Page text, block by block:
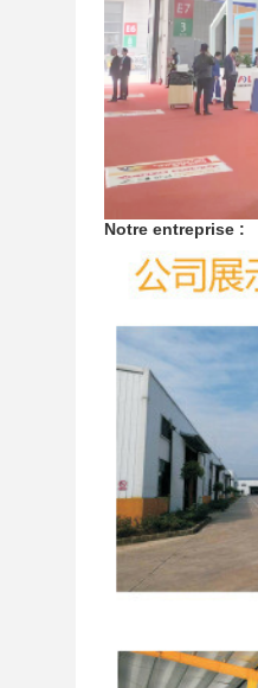
Notre entreprise :